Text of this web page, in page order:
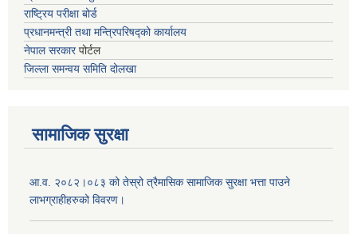
राष्ट्रिय परीक्षा बोर्ड
प्रधानमन्त्री तथा मन्त्रिपरिषद्को कार्यालय
नेपाल सरकारपोर्टल
जिल्ला समन्वय समिति दोलखा
सामाजिक सुरक्षा
आ.व. २०८२।०८३ को तेस्रो त्रैमासिक सामाजिक सुरक्षा भत्ता पाउने
लाभग्राहीहरुको विवरण।